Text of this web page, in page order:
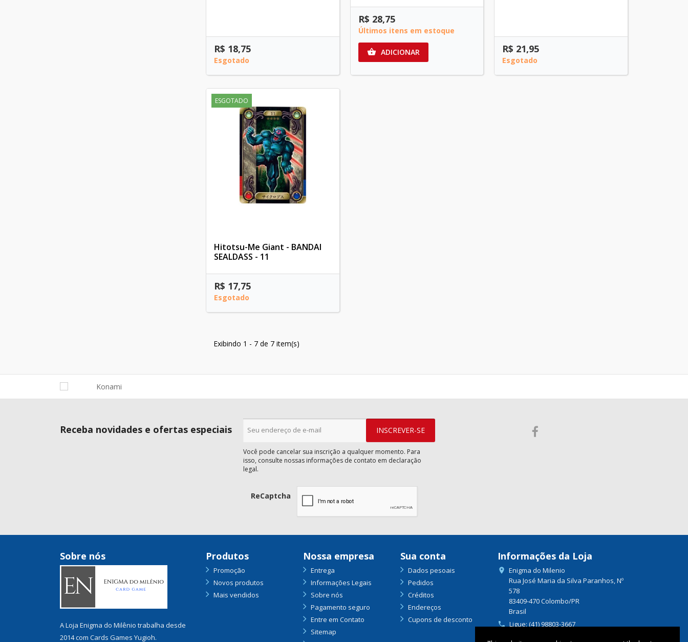
R$ 18,75
Esgotado
R$ 28,75
Últimos itens em estoque
 ADICIONAR R$ 21,95
Esgotado
ESGOTADO
Hitotsu-Me Giant - BANDAI
SEALDASS - 11
R$ 17,75
Esgotado
Exibindo 1 - 7 de 7 item(s)
Receba novidades e ofertas especiais
Você pode cancelar sua inscrição a qualquer momento. Para
isso, consulte nossas informações de contato em declaração
legal.
ReCaptcha
Sobre nós
A Loja Enigma do Milênio trabalha desde
2014 com Cards Games Yugioh.
Produtos
Promoção
Novos produtos
Mais vendidos
Nossa empresa
Entrega
Informações Legais
Sobre nós
Pagamento seguro
Entre em Contato
Sitemap
Sua conta
Dados pesoais
Pedidos
Créditos
Endereços
Cupons de desconto
Informações da Loja
 Enigma do Milenio
Rua José Maria da Silva Paranhos, Nº
578
83409-470 Colombo/PR
Brasil
 Ligue: (41) 98803-3667